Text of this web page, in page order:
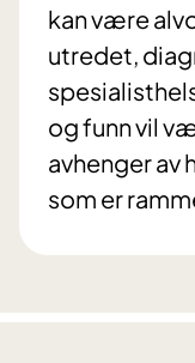
kan være
utredet,
og funn vil
avhenger av
som er